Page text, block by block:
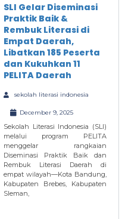
SLI Gelar Diseminasi
Praktik Baik &
Rembuk Literasi di
Empat Daerah,
Libatkan 185 Peserta
dan Kukuhkan 11
PELITA Daerah
sekolah literasi indonesia
December 9, 2025
Sekolah Literasi Indonesia (SLI)
melalui program PELITA
menggelar rangkaian
Diseminasi Praktik Baik dan
Rembuk Literasi Daerah di
empat wilayah—Kota Bandung,
Kabupaten Brebes, Kabupaten
Sleman,